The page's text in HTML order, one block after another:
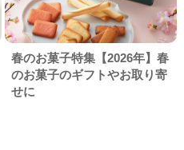
春のお菓子特集【2026年】春
のお菓子のギフトやお取り寄
せに